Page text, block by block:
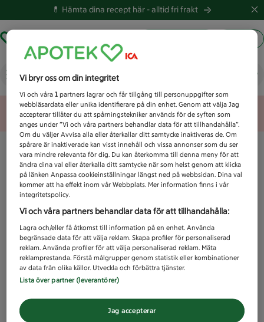
💊 Hämta dina recept här -alltid fri frakt
Vad letar du efter idag?
Unknown error
Vi bryr oss om din integritet
Vi och våra1 partners lagrar och får tillgång till personuppgifter som
webbläsardata eller unika identifierare på din enhet. Genom att välja Jag
accepterar tillåter du att spårningstekniker används för de syften som
anges under ”Vi och våra partners behandlar data för att tillhandahålla”.
Om du väljer Avvisa alla eller återkallar ditt samtycke inaktiveras de. Om
spårare är inaktiverade kan visst innehåll och vissa annonser som du ser
vara mindre relevanta för dig. Du kan återkomma till denna meny för att
ändra dina val eller återkalla ditt samtycke när som helst genom att klicka
på länken Anpassa cookieinställningar längst ned på webbsidan. Dina val
kommer att ha effekt inom vår Webbplats. Mer information finns i vår
integritetspolicy.
Vi och våra partners behandlar data för att tillhandahålla:
Lagra och/eller få åtkomst till information på en enhet. Använda
begränsade data för att välja reklam. Skapa profiler för personaliserad
reklam. Använda profiler för att välja personaliserad reklam. Mäta
reklamprestanda. Förstå målgrupper genom statistik eller kombinationer
av data från olika källor. Utveckla och förbättra tjänster.
Lista över partner (leverantörer)
Jag accepterar